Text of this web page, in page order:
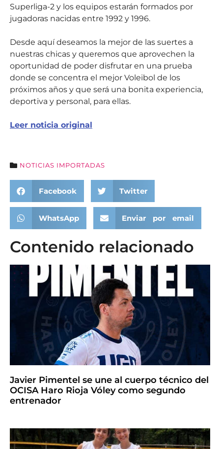
Superliga-2 y los equipos estarán formados por
jugadoras nacidas entre 1992 y 1996.
Desde aquí deseamos la mejor de las suertes a
nuestras chicas y queremos que aprovechen la
oportunidad de poder disfrutar en una prueba
donde se concentra el mejor Voleibol de los
próximos años y que será una bonita experiencia,
deportiva y personal, para ellas.
Leer noticia original
NOTICIAS IMPORTADAS
Facebook Twitter
WhatsApp Enviar por email
Contenido relacionado
Javier Pimentel se une al cuerpo técnico del
OCISA Haro Rioja Vóley como segundo
entrenador